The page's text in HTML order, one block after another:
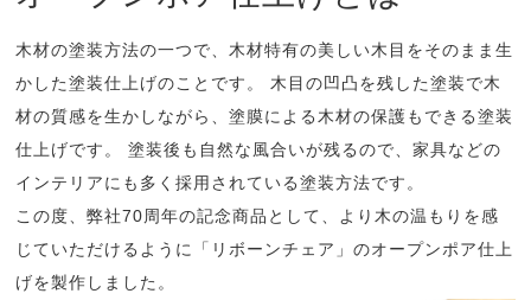
木材の塗装方法の一つで、木材特有の美しい木目をそのまま生
かした塗装仕上げのことです。 木目の凹凸を残した塗装で木
材の質感を生かしながら、塗膜による木材の保護もできる塗装
仕上げです。 塗装後も自然な風合いが残るので、家具などの
インテリアにも多く採用されている塗装方法です。
この度、弊社70周年の記念商品として、より木の温もりを感
じていただけるように「リボーンチェア」のオープンポア仕上
げを製作しました。